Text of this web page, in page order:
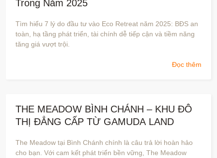
Trong Năm 2025
Tìm hiểu 7 lý do đầu tư vào Eco Retreat năm 2025: BĐS an
toàn, hạ tầng phát triển, tài chính dễ tiếp cận và tiềm năng
tăng giá vượt trội.
Đọc thêm
THE MEADOW BÌNH CHÁNH – KHU ĐÔ
THỊ ĐẲNG CẤP TỪ GAMUDA LAND
The Meadow tại Bình Chánh chính là câu trả lời hoàn hảo
cho bạn. Với cam kết phát triển bền vững, The Meadow